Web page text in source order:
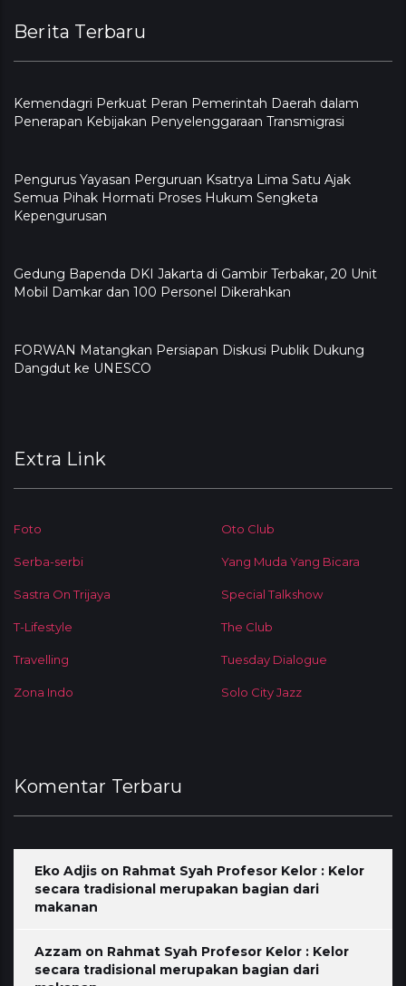
Berita Terbaru
Kemendagri Perkuat Peran Pemerintah Daerah dalam
Penerapan Kebijakan Penyelenggaraan Transmigrasi
Pengurus Yayasan Perguruan Ksatrya Lima Satu Ajak
Semua Pihak Hormati Proses Hukum Sengketa
Kepengurusan
Gedung Bapenda DKI Jakarta di Gambir Terbakar, 20 Unit
Mobil Damkar dan 100 Personel Dikerahkan
FORWAN Matangkan Persiapan Diskusi Publik Dukung
Dangdut ke UNESCO
Extra Link
Foto Oto Club
Serba-serbi Yang Muda Yang Bicara
Sastra On Trijaya Special Talkshow
T-Lifestyle The Club
Travelling Tuesday Dialogue
Zona Indo Solo City Jazz
Komentar Terbaru
Eko Adjis on Rahmat Syah Profesor Kelor : Kelor
secara tradisional merupakan bagian dari
makanan
Azzam on Rahmat Syah Profesor Kelor : Kelor
secara tradisional merupakan bagian dari